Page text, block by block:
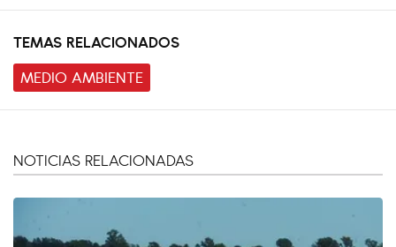
TEMAS RELACIONADOS
MEDIO AMBIENTE
NOTICIAS RELACIONADAS